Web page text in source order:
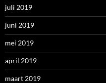
juli 2019
juni 2019
mei 2019
april 2019
maart 2019